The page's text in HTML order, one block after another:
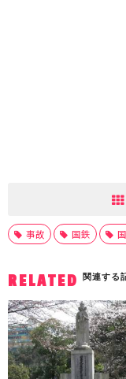
事故 国鉄
RELATED 関連する